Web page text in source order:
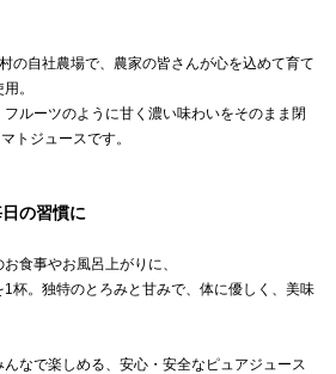
の自社農場で、農家の皆さんが心を込めて育て
。
ルーツのように甘く濃い味わいをそのまま閉
トジュースです。
の習慣に
食事やお風呂上がりに、
杯。独特のとろみと甘みで、体に優しく、美味
なで楽しめる、安心・安全なピュアジュース